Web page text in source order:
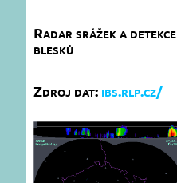
Radar srážek a detekce
blesků
Zdroj dat: ibs.rlp.cz/